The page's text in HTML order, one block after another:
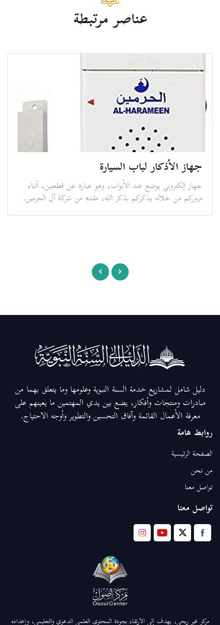
عناصر مرتبطة
جهاز الأذكار لباب السيارة
جهاز إلكتروني يوضع عند الأبواب، وهو عبارة عن قطعتين، أثناء
مروركم من خلاله يذكركم بذكر الله، مقدم من شركة آل الحرمين.
دليل شامل لمشاريع خدمة السنة النبوية وعلومها وما يتعلق بهما من
مبادرات ومنتجات وأفكار، يضع بين يدي المهتمين ما يعينهم على
معرفة الأعمال القائمة وآفاق التحسين والتطوير وأوجه الاحتياج.
روابط هامة
الصفحة الرئيسية
من نحن
تواصل معنا
تواصل معنا
مركز غير ربحي، يهدف إلى الارتقاء بجودة المحتوى العلمي الدعوي والتعليمي، وإعداده